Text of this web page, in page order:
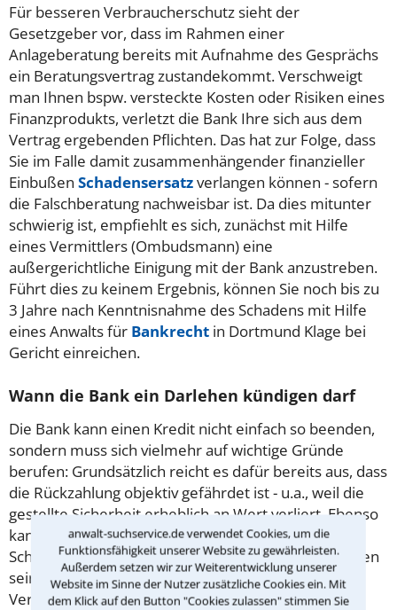
anwalt-suchservice.de verwendet Cookies, um die
Funktionsfähigkeit unserer Website zu gewährleisten.
Außerdem setzen wir zur Weiterentwicklung unserer
Website im Sinne der Nutzer zusätzliche Cookies ein. Mit
dem Klick auf den Button "Cookies zulassen" stimmen Sie
Für besseren Verbraucherschutz sieht der
Gesetzgeber vor, dass im Rahmen einer
Anlageberatung bereits mit Aufnahme des Gesprächs
ein Beratungsvertrag zustandekommt. Verschweigt
man Ihnen bspw. versteckte Kosten oder Risiken eines
Finanzprodukts, verletzt die Bank Ihre sich aus dem
Vertrag ergebenden Pflichten. Das hat zur Folge, dass
Sie im Falle damit zusammenhängender finanzieller
Einbußen Schadensersatzverlangen können - sofern
die Falschberatung nachweisbar ist. Da dies mitunter
schwierig ist, empfiehlt es sich, zunächst mit Hilfe
eines Vermittlers (Ombudsmann) eine
außergerichtliche Einigung mit der Bank anzustreben.
Führt dies zu keinem Ergebnis, können Sie noch bis zu
3 Jahre nach Kenntnisnahme des Schadens mit Hilfe
eines Anwalts für Bankrecht in Dortmund Klage bei
Gericht einreichen.
Wann die Bank ein Darlehen kündigen darf
Die Bank kann einen Kredit nicht einfach so beenden,
sondern muss sich vielmehr auf wichtige Gründe
berufen: Grundsätzlich reicht es dafür bereits aus, dass
die Rückzahlung objektiv gefährdet ist - u.a., weil die
gestellte Sicherheit erheblich an Wert verliert. Ebenso
kann dieKündigunggerechtfertigt sein, wenn der
Schuldner durch verspätete Vornahme der Zahlungen
seine Vertragspflichten verletzt. Wichtig: Bei
Verbraucherdarlehensverträgen genügt nicht jeder